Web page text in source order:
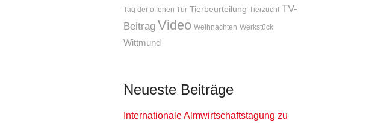
Tag der offenen Tür Tierbeurteilung Tierzucht TV-
Beitrag Video Weihnachten Werkstück
Wittmund
Neueste Beiträge
Internationale Almwirtschaftstagung zu